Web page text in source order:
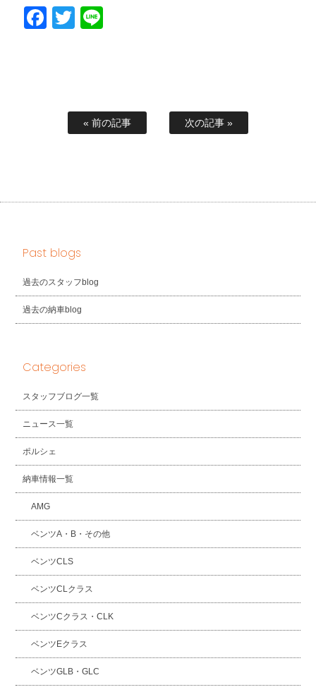
Facebook
Twitter
« 前の記事 次の記事 »
Past blogs
過去のスタッフblog
過去の納車blog
Categories
スタッフブログ一覧
ニュース一覧
ポルシェ
納車情報一覧
AMG
ベンツA・B・その他
ベンツCLS
ベンツCLクラス
ベンツCクラス・CLK
ベンツEクラス
ベンツGLB・GLC